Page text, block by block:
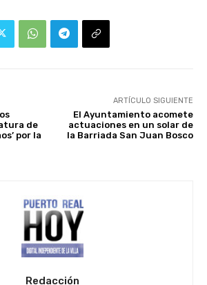
de
por la
ARTÍCULO SIGUIENTE
El Ayuntamiento acomete
actuaciones en un solar de
la Barriada San Juan Bosco
Redacción